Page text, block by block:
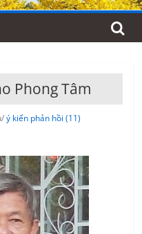
Phong Tâm
ý kiến phản hồi (11)